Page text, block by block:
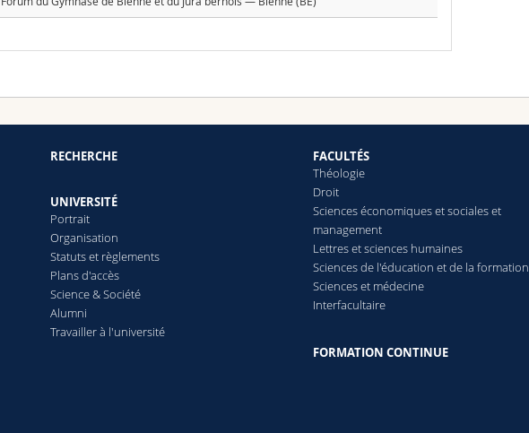
RECHERCHE
UNIVERSITÉ
Portrait
Organisation
Statuts et règlements
Plans d'accès
Science & Société
Alumni
Travailler à l'université
FACULTÉS
Théologie
Droit
Sciences économiques et sociales et
management
Lettreset sciences humaines
Sciences de l'éducation et de la formation
Sciences et médecine
Interfacultaire
FORMATION CONTINUE